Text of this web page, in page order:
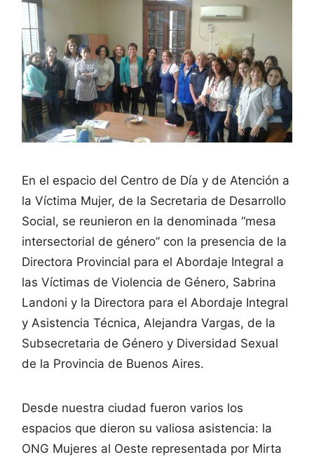
En el espacio del Centro de Día y de Atención a
la Víctima Mujer, de la Secretaria de Desarrollo
Social, se reunieron en la denominada “mesa
intersectorial de género” con la presencia de la
Directora Provincial para el Abordaje Integral a
las Víctimas de Violencia de Género, Sabrina
Landoni y la Directora para el Abordaje Integral
y Asistencia Técnica, Alejandra Vargas, de la
Subsecretaria de Género y Diversidad Sexual
de la Provincia de Buenos Aires.
Desde nuestra ciudad fueron varios los
espacios que dieron su valiosa asistencia: la
ONG Mujeres al Oeste representada por Mirta